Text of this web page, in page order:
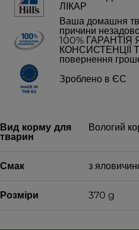
ЛІКАР
Ваша домашня
причини
100% ГАРАНТІЯ
КОНСИСТЕНЦІЇ
повернення
Зроблено в ЄС
Вид корму для
тварин
Вологий
Смак з
Розміри 370 g